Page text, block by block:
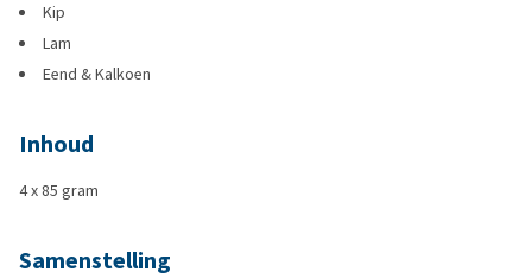
Kip
Lam
Eend & Kalkoen
Inhoud
4 x 85 gram
Samenstelling